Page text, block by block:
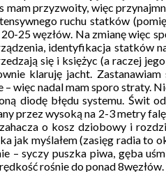
mam przyzwoity, więc
ruchu statków
25 węzłów. Na zmianę
identyfikacja statków
się i księżyc (a raczej
klaruję jacht.
więc nadal mam sporo straty.
diodę błędu systemu. Świt
przez wysoką na 2-3 metry
o kosz dziobowy i
jak myślałem (zasięg radia
syczy puszka piwa, gęba
rośnie do ponad